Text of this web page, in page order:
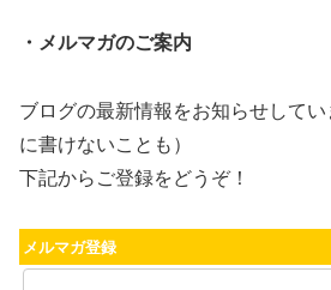
・メルマガのご案内
ブログの最新情報をお知らせして
に書けないことも）
下記からご登録をどうぞ！
メルマガ登録